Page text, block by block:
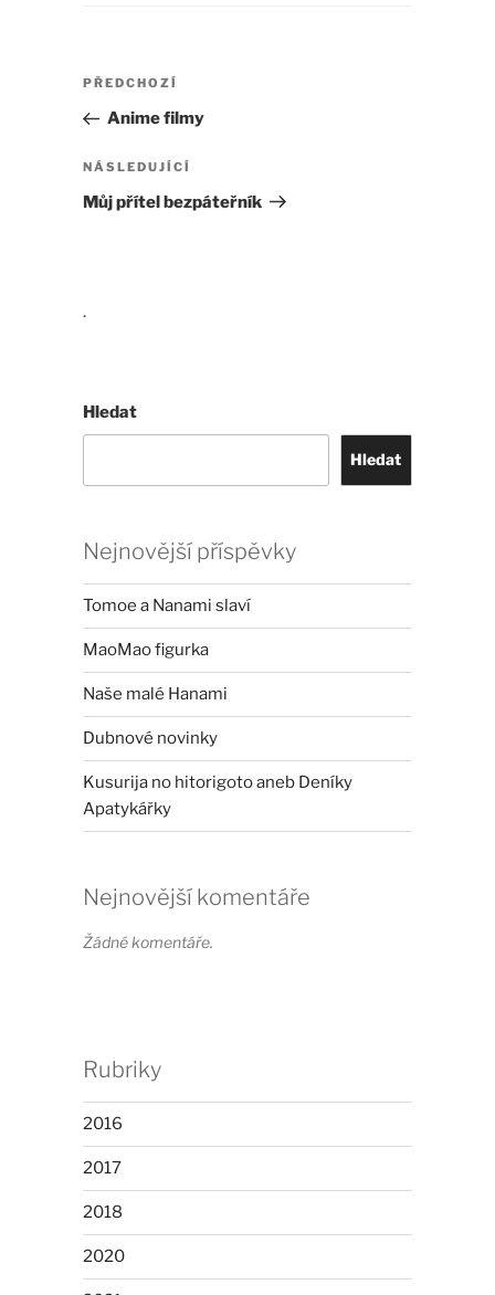
Navigace
příspěvek
Předchozí
příspěvek
PŘEDCHOZÍ
Anime filmy
Následující
příspěvek
NÁSLEDUJÍCÍ
Můj přítel bezpáteřník
.
Hledat
Hledat
Nejnovější příspěvky
Tomoe a Nanami slaví
MaoMao figurka
Naše malé Hanami
Dubnové novinky
Kusurija no hitorigoto aneb Deníky
Apatykářky
Nejnovější komentáře
Žádné komentáře.
Rubriky
2016
2017
2018
2020